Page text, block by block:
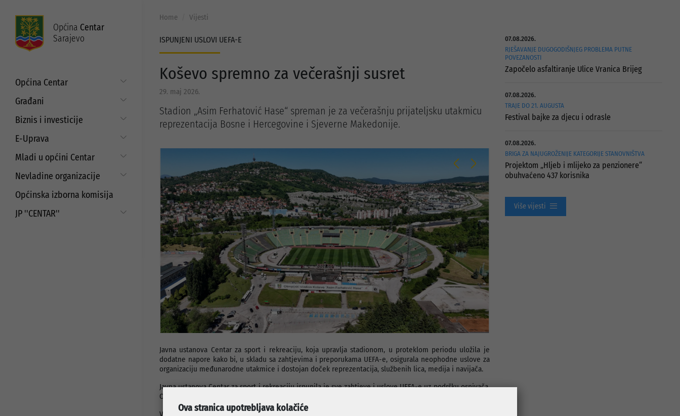
Općina Centar
Sarajevo
Općina Centar
Općinski načelnik
Zakoni i propisi
ISO standardi
Budžet
Građani
Put do prava
Mjesne zajednice
Servisne informacije
Najam i korištenje općinskih
Biznis i investicije
Digitalizacija poslovanja
unaprjeđenje poduzetništva
Refundacija troškova certificiranja
Aktuelni projekti
Strateški dokumenti
E-Uprava
Moj Centar
Mladi u općini Centar
Strategija prema mladima
Javni poziv za dodjelu sredstava za
aktivizam mladih
Nevladine organizacije
Saradnja sa nevladinim
organizacijama
Javni pozivi i konkursi
Općinska izborna komisija
JP ''CENTAR''
Home Vijesti
ISPUNJENI USLOVI UEFA-E
Koševo spremno za večerašnji susret
29. maj 2026.
Stadion „Asim Ferhatović Hase“ spreman je za večerašnju prijateljsku utakmicu
reprezentacija Bosne i Hercegovine i Sjeverne Makedonije.
Javna ustanova Centar za sport i rekreaciju, koja upravlja stadionom, u proteklom periodu uložila je
dodatne napore kako bi, u skladu sa zahtjevima i preporukama UEFA-e, osigurala neophodne uslove za
organizaciju međunarodne utakmice i dostojan doček reprezentacija, službenih lica, medija i navijača.
Javna ustanova Centar za sport i rekreaciju ispunila je sve zahtjeve i uslove UEFA-e uz podršku osnivača,
Općine Centar.
07.08.2026.
RJEŠAVANJE DUGOGODIŠNJEG PROBLEMA PUTNE
POVEZANOSTI
Započelo asfaltiranje Ulice Vranica Brijeg
07.08.2026.
TRAJE DO 21. AUGUSTA
Festival bajke za djecu i odrasle
07.08.2026.
BRIGA ZA NAJUGROŽENIJE KATEGORIJE STANOVNIŠTVA
Projektom „Hljeb i mlijeko za penzionere“
obuhvaćeno 437 korisnika
Više vijesti
Ova stranica upotrebljava kolačiće